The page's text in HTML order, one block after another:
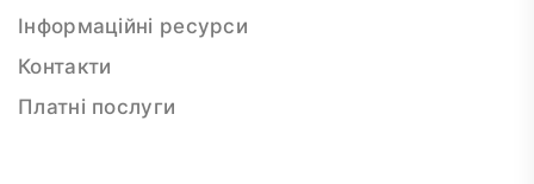
Інформаційні ресурси
Контакти
Платні послуги